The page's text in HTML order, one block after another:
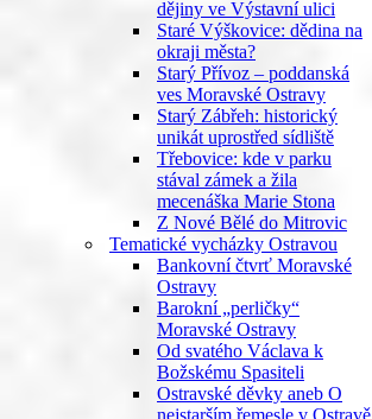
dějiny ve Výstavní ulici
Staré Výškovice: dědina na
okraji města?
Starý Přívoz – poddanská
ves Moravské Ostravy
Starý Zábřeh: historický
unikát uprostřed sídliště
Třebovice: kde v parku
stával zámek a žila
mecenáška Marie Stona
Z Nové Bělé do Mitrovic
Tematické vycházky Ostravou
Bankovní čtvrť Moravské
Ostravy
Barokní „perličky“
Moravské Ostravy
Od svatého Václava k
Božskému Spasiteli
Ostravské děvky aneb O
nejstarším řemesle v Ostravě